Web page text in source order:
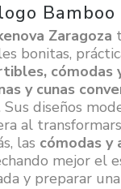
Bamboo
Zaragoza
bonitas,
cómodas
y cunas
Sus diseños
al
las cómodas y
mejor el
y preparar